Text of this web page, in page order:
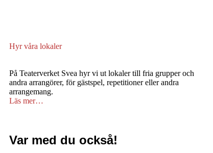
Hyr våra lokaler
På Teaterverket Svea hyr vi ut lokaler till fria grupper och
andra arrangörer, för gästspel, repetitioner eller andra
arrangemang.
Läs mer…
Var med du också!